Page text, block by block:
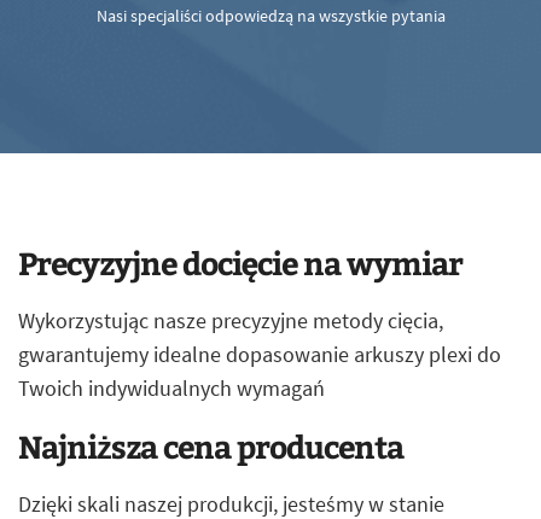
Nasi specjaliści odpowiedzą na wszystkie pytania
Precyzyjne docięcie na wymiar
Wykorzystując nasze precyzyjne metody cięcia,
gwarantujemy idealne dopasowanie arkuszy plexi do
Twoich indywidualnych wymagań
Najniższa cena producenta
Dzięki skali naszej produkcji, jesteśmy w stanie